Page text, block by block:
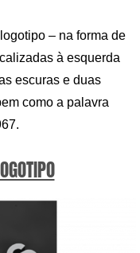
– na forma de
à esquerda
escuras e duas
como a palavra